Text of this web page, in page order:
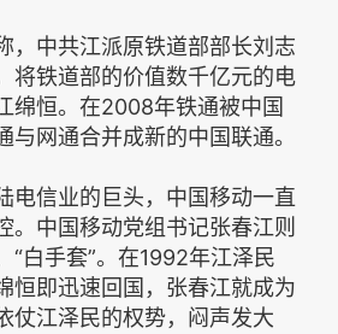
，中共江派原铁道部部长刘志
将铁道部的价值数千亿元的电
绵恒。在2008年铁通被中国
与网通合并成新的中国联通。
电信业的巨头，中国移动一直
。中国移动党组书记张春江则
“白手套”。在1992年江泽民
恒即迅速回国，张春江就成为
仗江泽民的权势，闷声发大